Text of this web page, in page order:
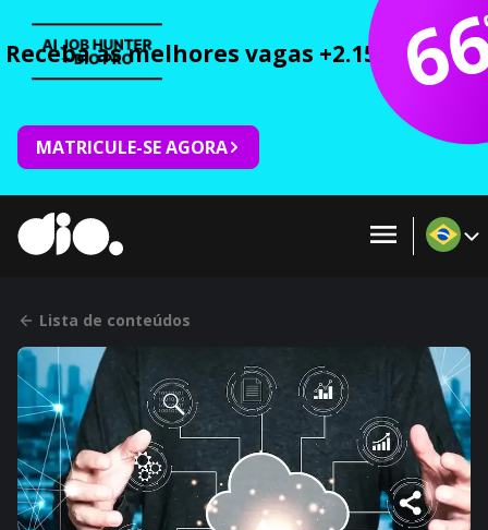
Receba as melhores vagas +2.150 cursos
MATRICULE-SE AGORA
Lista de conteúdos